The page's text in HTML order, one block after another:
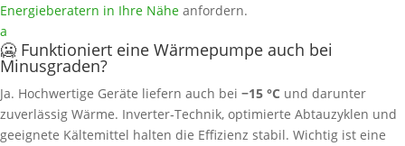
Energieberatern in Ihre Nähe anfordern.
a
🥶 Funktioniert eine Wärmepumpe auch bei
Minusgraden?
Ja. Hochwertige Geräte liefern auch bei −15 °C und darunter
zuverlässig Wärme. Inverter‑Technik, optimierte Abtauzyklen und
geeignete Kältemittel halten die Effizienz stabil. Wichtig ist eine